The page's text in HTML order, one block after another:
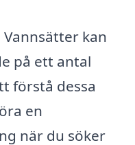
kan
på ett antal
förstå dessa
en
när du söker